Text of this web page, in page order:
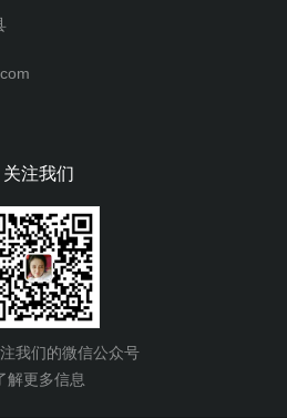
关注我们
我们的微信公众号
解更多信息